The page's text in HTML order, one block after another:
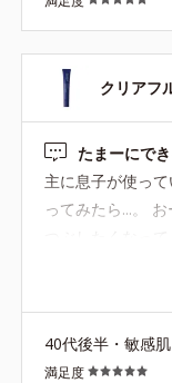
クリアフ
たまーにで
主に息子が使っ
ってみたら...。
40代後半・敏感肌
満足度